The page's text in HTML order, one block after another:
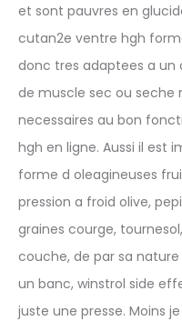
et sont pauvres en
cutan2e ventre hgh
donc tres adaptees a un
de muscle sec ou seche
necessaires au bon
hgh en ligne. Aussi il est
forme d oleagineuses
pression a froid olive,
graines courge,
couche, de par sa
un banc, winstrol side
juste une presse. Moins